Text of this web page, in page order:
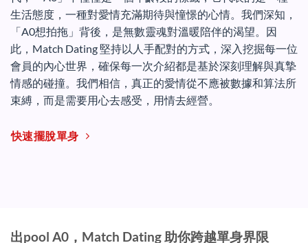
生活態度，一種對愛情充滿期待與憧憬的心情。我們深知，
「A0想拍拖」背後，是無數靈魂對溫暖陪伴的渴望。因
此，Match Dating 堅持以人手配對的方式，深入挖掘每一位
會員的內心世界，確保每一次介紹都是基於深刻理解與真摯
情感的碰撞。我們相信，真正的愛情從不應被數據和算法所
束縛，而是需要用心去感受，用情去經營。
快速擺脫單身
出pool A0，Match Dating 助你跨越單身界限